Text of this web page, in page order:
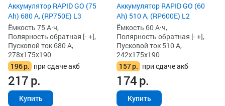
Аккумулятор RAPID GO (75
Ah) 680 А, (RP750E) L3
Ёмкость 75 А·ч,
Полярность обратная [- +],
Пусковой ток 680 А,
278x175x190
196р. при сдаче акб
217р.
Купить
Аккумулятор RAPID GO (60
Ah) 510 А, (RP600E) L2
Ёмкость 60 А·ч,
Полярность обратная [- +],
Пусковой ток 510 А,
242x175x190
157р. при сдаче акб
174р.
Купить